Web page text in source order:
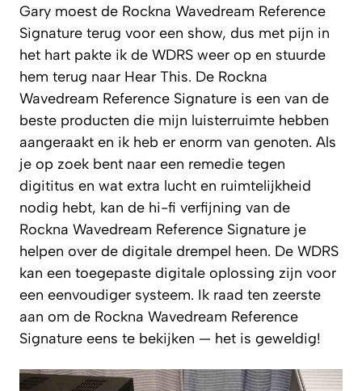
Gary moest de Rockna Wavedream Reference
Signature terug voor een show, dus met pijn in
het hart pakte ik de WDRS weer op en stuurde
hem terug naar Hear This. De Rockna
Wavedream Reference Signature is een van de
beste producten die mijn luisterruimte hebben
aangeraakt en ik heb er enorm van genoten. Als
je op zoek bent naar een remedie tegen
digititus en wat extra lucht en ruimtelijkheid
nodig hebt, kan de hi-fi verfijning van de
Rockna Wavedream Reference Signature je
helpen over de digitale drempel heen. De WDRS
kan een toegepaste digitale oplossing zijn voor
een eenvoudiger systeem. Ik raad ten zeerste
aan om de Rockna Wavedream Reference
Signature eens te bekijken — het is geweldig!